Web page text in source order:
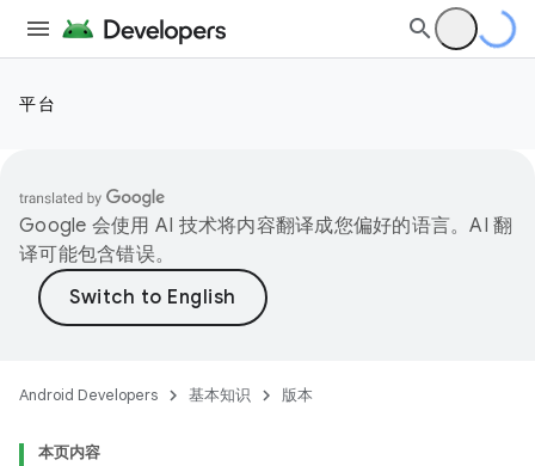
平台
Google 会使用 AI 技术将内容翻译成您偏好的语言。AI 翻
译可能包含错误。
Android Developers 基本知识 版本
本页内容